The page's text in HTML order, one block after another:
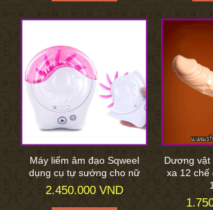
Máy liếm âm đạo Sqweel
dụng cụ tự sướng cho nữ
2.450.000 VND
Dương vật
xa 12 chế